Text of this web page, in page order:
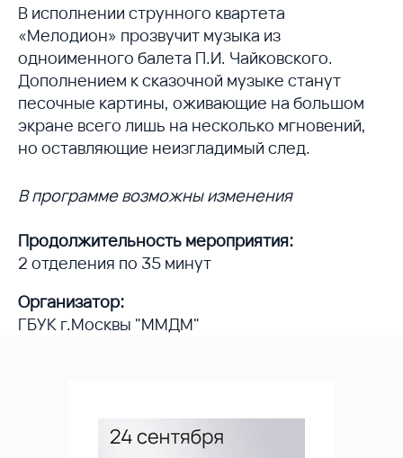
В исполнении струнного квартета
«Мелодион» прозвучит музыка из
одноименного балета П.И. Чайковского.
Дополнением к сказочной музыке станут
песочные картины, оживающие на большом
экране всего лишь на несколько мгновений,
но оставляющие неизгладимый след.
В программе возможны изменения
Продолжительность мероприятия:
2 отделения по 35 минут
Организатор:
ГБУК г.Москвы "ММДМ"